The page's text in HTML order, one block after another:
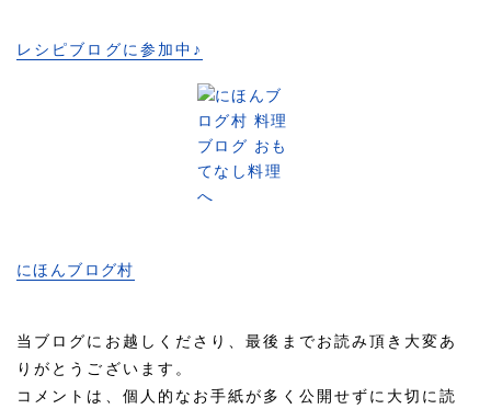
レシピブログに参加中♪
にほんブログ村
当ブログにお越しくださり、最後までお読み頂き大変あ
りがとうございます。
コメントは、個人的なお手紙が多く公開せずに大切に読